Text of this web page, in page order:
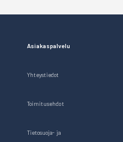
Asiakaspalvelu
Yhteystiedot
Toimitusehdot
Tietosuoja- ja